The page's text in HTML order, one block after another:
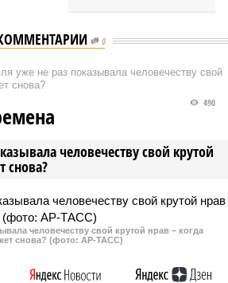
0
уже не раз показывала человечеству свой
снова?
человечеству свой крутой
снова?
490
человечеству свой крутой нрав – когда
снова? (фото: АР-ТАСС)